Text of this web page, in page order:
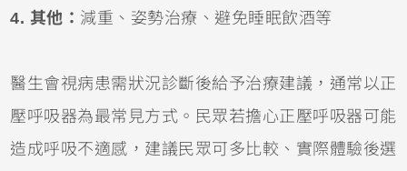
4. 其他： 減重、姿勢治療、避免睡眠飲酒等
醫生會視病患需狀況診斷後給予治療建議，通常以正
壓呼吸器為最常見方式。民眾若擔心正壓呼吸器可能
造成呼吸不適感，建議民眾可多比較、實際體驗後選